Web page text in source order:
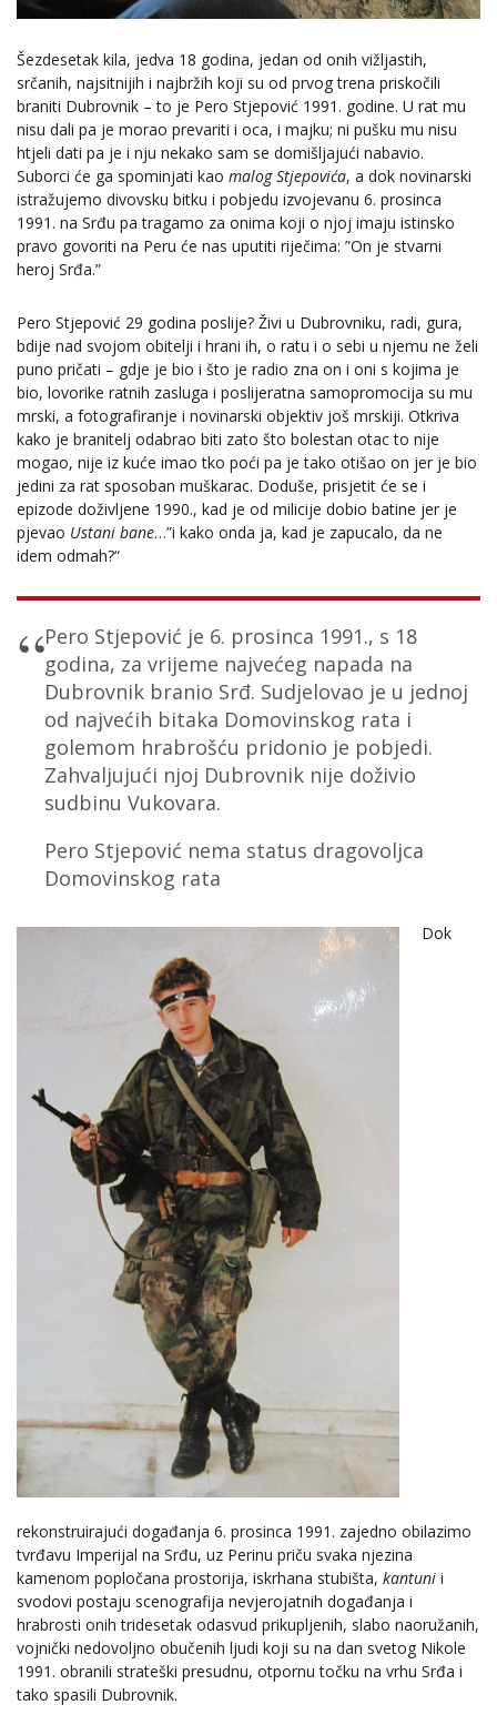
Šezdesetak kila, jedva 18 godina, jedan od onih vižljastih,
srčanih, najsitnijih i najbržih koji su od prvog trena priskočili
braniti Dubrovnik – to je Pero Stjepović 1991. godine. U rat mu
nisu dali pa je morao prevariti i oca, i majku; ni pušku mu nisu
htjeli dati pa je i nju nekako sam se domišljajući nabavio.
Suborci će ga spominjati kao malog Stjepovića, a dok novinarski
istražujemo divovsku bitku i pobjedu izvojevanu 6. prosinca
1991. na Srđu pa tragamo za onima koji o njoj imaju istinsko
pravo govoriti na Peru će nas uputiti riječima: ”On je stvarni
heroj Srđa.”
Pero Stjepović 29 godina poslije? Živi u Dubrovniku, radi, gura,
bdije nad svojom obitelji i hrani ih, o ratu i o sebi u njemu ne želi
puno pričati – gdje je bio i što je radio zna on i oni s kojima je
bio, lovorike ratnih zasluga i poslijeratna samopromocija su mu
mrski, a fotografiranje i novinarski objektiv još mrskiji. Otkriva
kako je branitelj odabrao biti zato što bolestan otac to nije
mogao, nije iz kuće imao tko poći pa je tako otišao on jer je bio
jedini za rat sposoban muškarac. Doduše, prisjetit će se i
epizode doživljene 1990., kad je od milicije dobio batine jer je
pjevao Ustani bane…”i kako onda ja, kad je zapucalo, da ne
idem odmah?“
Pero Stjepović je 6. prosinca 1991., s 18
godina, za vrijeme najvećeg napada na
Dubrovnik branio Srđ. Sudjelovao je u jednoj
od najvećih bitaka Domovinskog rata i
golemom hrabrošću pridonio je pobjedi.
Zahvaljujući njoj Dubrovnik nije doživio
sudbinu Vukovara.
Pero Stjepović nema status dragovoljca
Domovinskog rata
Dok
rekonstruirajući događanja 6. prosinca 1991. zajedno obilazimo
tvrđavu Imperijal na Srđu, uz Perinu priču svaka njezina
kamenom popločana prostorija, iskrhana stubišta, kantuni i
svodovi postaju scenografija nevjerojatnih događanja i
hrabrosti onih tridesetak odasvud prikupljenih, slabo naoružanih,
vojnički nedovoljno obučenih ljudi koji su na dan svetog Nikole
1991. obranili strateški presudnu, otpornu točku na vrhu Srđa i
tako spasili Dubrovnik.